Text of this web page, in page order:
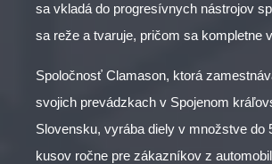
sa vkladá do progresívnych nástrojov
sa reže a tvaruje, pričom sa kompletne
Spoločnosť Clamason, ktorá
svojich prevádzkach v Spojenom
Slovensku, vyrába diely v množstve do
kusov ročne pre zákazníkov z